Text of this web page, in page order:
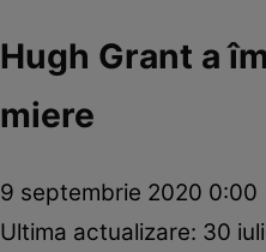
Hugh Grant a
miere
9 septembrie 2020 0:00
Ultima actualizare: 30